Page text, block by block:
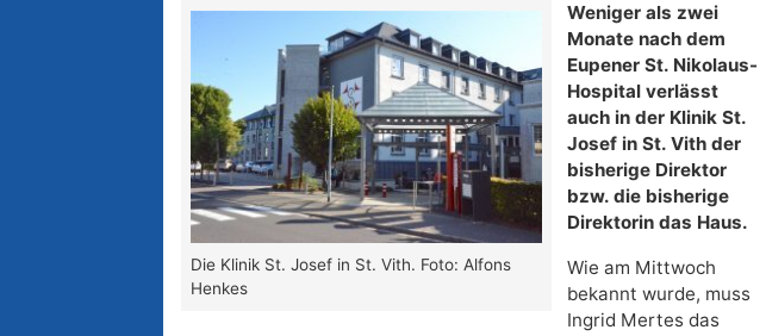
Die Klinik St. Josef in St. Vith. Foto: Alfons
Henkes
Weniger als zwei
Monate nach dem
Eupener St. Nikolaus-
Hospital verlässt
auch in der Klinik St.
Josef in St. Vith der
bisherige Direktor
bzw. die bisherige
Direktorin das Haus.
Wie am Mittwoch
bekannt wurde, muss
Ingrid Mertes das